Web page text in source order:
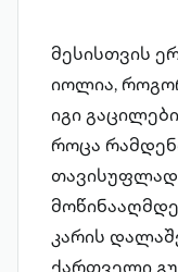
მესისთვის
იოლია,
იგი
როცა
თავისუფლად
კარის
ქართველი